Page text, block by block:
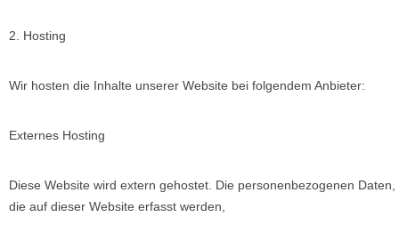
2. Hosting
Wir hosten die Inhalte unserer Website bei folgendem Anbieter:
Externes Hosting
Diese Website wird extern gehostet. Die personenbezogenen Daten,
die auf dieser Website erfasst werden,